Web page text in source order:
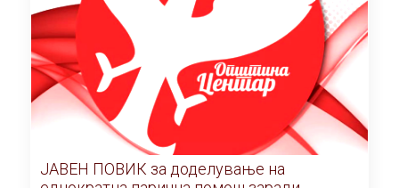
ЈАВЕН ПОВИК за доделување на